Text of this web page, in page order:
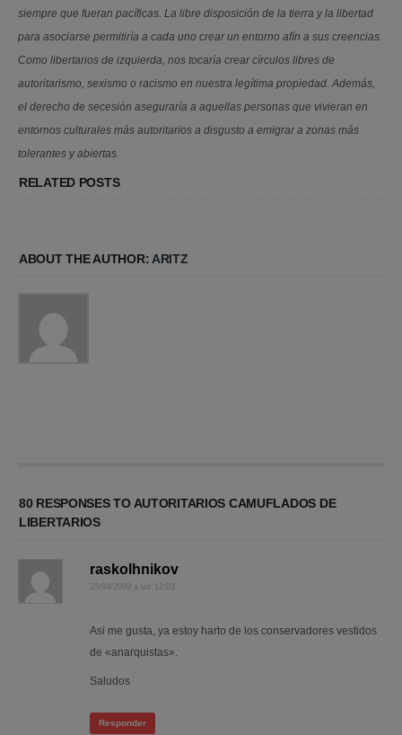
siempre que fueran pacíficas. La libre disposición de la tierra y la libertad
para asociarse permitiría a cada uno crear un entorno afín a sus creencias.
Como libertarios de izquierda, nos tocaría crear círculos libres de
autoritarismo, sexismo o racismo en nuestra legítima propiedad. Además,
el derecho de secesión aseguraría a aquellas personas que vivieran en
entornos culturales más autoritarios a disgusto a emigrar a zonas más
tolerantes y abiertas.
RELATED POSTS
ABOUT THE AUTHOR: ARITZ
80 RESPONSES TO AUTORITARIOS CAMUFLADOS DE
LIBERTARIOS
raskolhnikov
25/04/2009 a las 12:03
Asi me gusta, ya estoy harto de los conservadores vestidos
de «anarquistas».
Saludos
Responder